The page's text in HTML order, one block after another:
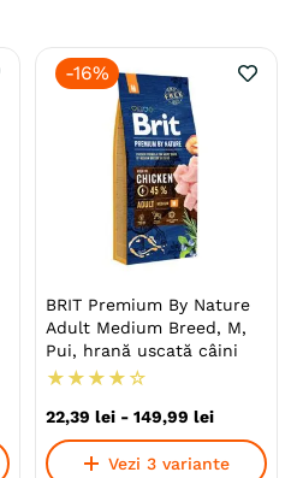
-16%
BRIT Premium By Nature
Adult Medium Breed, M,
Pui, hrană uscată câini
★ ★ ★ ★ ☆
22,39 lei - 149,99 lei
Vezi 3 variante